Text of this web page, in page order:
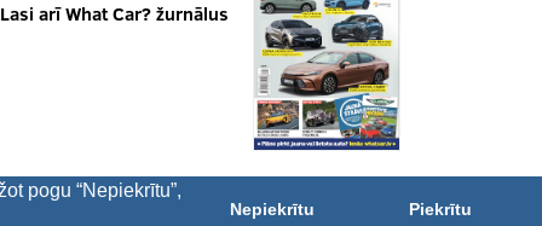
pogu “Nepiekrītu”,
Nepiekrītu Piekrītu
Lasi arī What Car? žurnālus